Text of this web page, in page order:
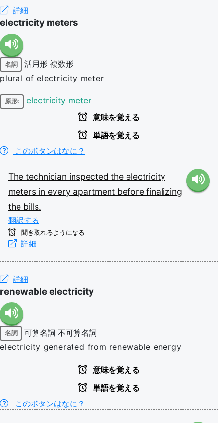
詳細
electricity meters
名詞 活用形 複数形
plural of electricity meter
原形: electricity meter
意味を覚える
単語を覚える
このボタンはなに？
The technician inspected the electricity
meters in every apartment before finalizing
the bills.
翻訳する
聞き取れるようになる
詳細
詳細
renewable electricity
名詞 可算名詞 不可算名詞
electricity generated from renewable energy
意味を覚える
単語を覚える
このボタンはなに？